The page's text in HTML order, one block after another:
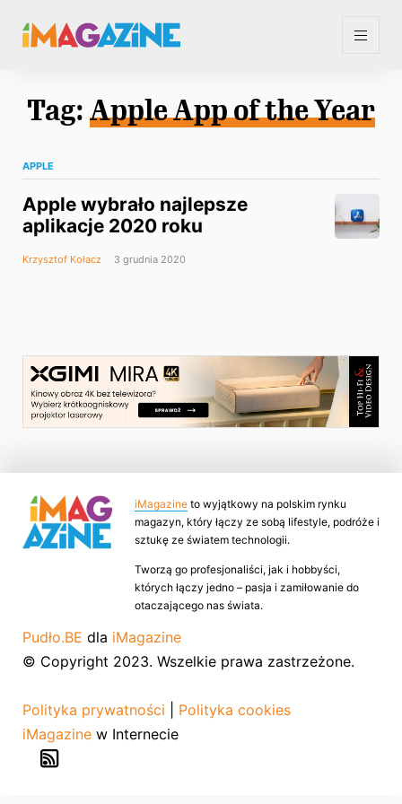
Tag: Apple App of the Year
APPLE
Apple wybrało najlepsze
aplikacje 2020 roku
Krzysztof Kołacz 3 grudnia 2020
iMagazine to wyjątkowy na polskim rynku
magazyn, który łączy ze sobą lifestyle, podróże i
sztukę ze światem technologii.
Tworzą go profesjonaliści, jak i hobbyści,
których łączy jedno – pasja i zamiłowanie do
otaczającego nas świata.
Pudło.BE dla iMagazine
© Copyright 2023. Wszelkie prawa zastrzeżone.
Polityka prywatności
Polityka cookies
iMagazine w Internecie